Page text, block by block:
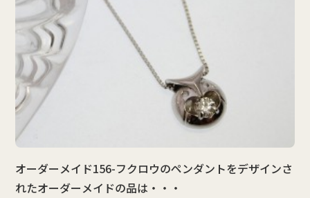
オーダーメイド156-フクロウのペンダントをデザインさ
れたオーダーメイドの品は・・・